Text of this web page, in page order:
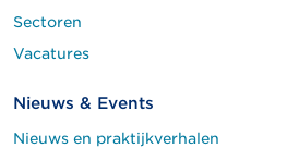
Sectoren
Vacatures
Nieuws & Events
Nieuws en praktijkverhalen